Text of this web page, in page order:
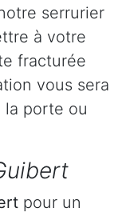
serrurier
à votre
fracturée
vous sera
la porte ou
pour un